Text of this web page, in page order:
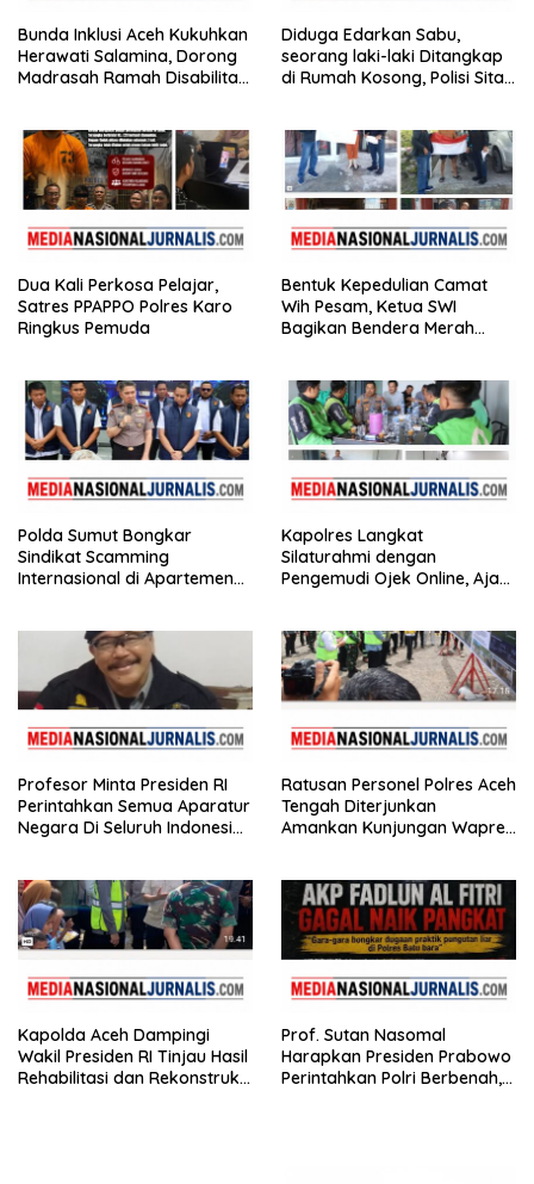
Bunda Inklusi Aceh Kukuhkan
Herawati Salamina, Dorong
Madrasah Ramah Disabilitas
Diduga Edarkan Sabu,
seorang laki-laki Ditangkap
di Rumah Kosong, Polisi Sita
Dua Kali Perkosa Pelajar,
Satres PPAPPO Polres Karo
Ringkus Pemuda
Bentuk Kepedulian Camat
Wih Pesam, Ketua SWI
Bagikan Bendera Merah
Polda Sumut Bongkar
Sindikat Scamming
Internasional di Apartemen
Kapolres Langkat
Silaturahmi dengan
Pengemudi Ojek Online, Ajak
Profesor Minta Presiden RI
Perintahkan Semua Aparatur
Negara Di Seluruh Indonesia
Ratusan Personel Polres Aceh
Tengah Diterjunkan
Amankan Kunjungan Wapres
Kapolda Aceh Dampingi
Wakil Presiden RI Tinjau Hasil
Rehabilitasi dan Rekonstruksi
Prof. Sutan Nasomal
Harapkan Presiden Prabowo
Perintahkan Polri Berbenah,